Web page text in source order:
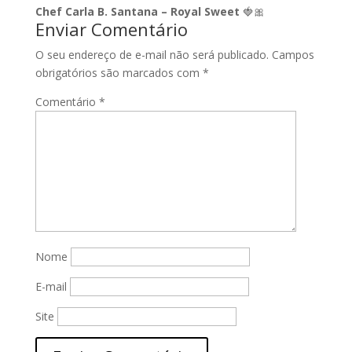
Chef Carla B. Santana – Royal Sweet 🍓🎀
Enviar Comentário
O seu endereço de e-mail não será publicado. Campos
obrigatórios são marcados com *
Comentário *
Nome
E-mail
Site